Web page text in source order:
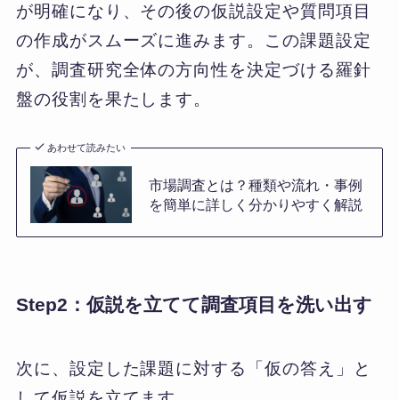
が明確になり、その後の仮説設定や質問項目
の作成がスムーズに進みます。この課題設定
が、調査研究全体の方向性を決定づける羅針
盤の役割を果たします。
あわせて読みたい
市場調査とは？種類や流れ・事例
を簡単に詳しく分かりやすく解説
Step2：仮説を立てて調査項目を洗い出す
次に、設定した課題に対する「仮の答え」と